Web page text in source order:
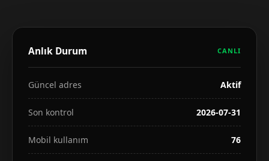
Anlık Durum CANLI
Güncel adres Aktif
Son kontrol 2026-07-31
Mobil kullanım 76